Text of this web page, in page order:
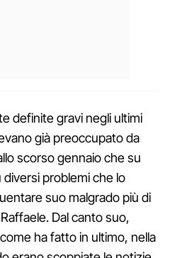
definite gravi negli ultimi
già preoccupato da
scorso gennaio che su
diversi problemi che lo
suo malgrado più di
Dal canto suo,
ha fatto in ultimo, nella